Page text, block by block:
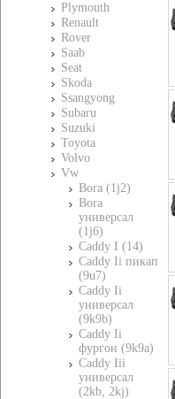
Plymouth
Renault
Rover
Saab
Seat
Skoda
Ssangyong
Subaru
Suzuki
Toyota
Volvo
Vw
Bora (1j2)
Bora
универсал
(1j6)
Caddy I (14)
Caddy Ii пикап
(9u7)
Caddy Ii
универсал
(9k9b)
Caddy Ii
фургон (9k9a)
Caddy Iii
универсал
(2kb, 2kj)